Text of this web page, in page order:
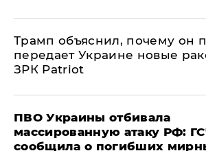
Трамп объяснил, почему он
передает Украине новые
ЗРК Patriot
ПВО Украины отбивала
массированную атаку РФ:
сообщила о погибших